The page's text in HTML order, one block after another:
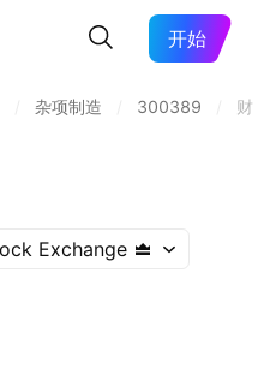
开始
杂项制造 300389 财
Exchange